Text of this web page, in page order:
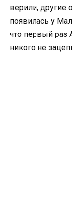
верили, другие
появилась у
что первый раз
никого не